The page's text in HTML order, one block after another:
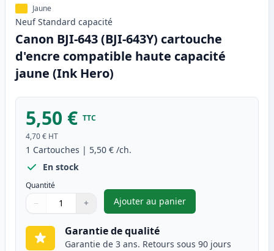
Jaune
Neuf Standard capacité
Canon BJI-643 (BJI-643Y) cartouche
d'encre compatible haute capacité
jaune (Ink Hero)
5,50 € TTC
4,70 € HT
1 Cartouches | 5,50 € /ch.
En stock
Quantité
Quantité
Utilisez les boutons pour ajuster
− +
Quantité
Ajouter au panier
,Canon BJI-643 (BJI-643Y)
Garantie de qualité
Garantie de 3 ans. Retours sous 90 jours